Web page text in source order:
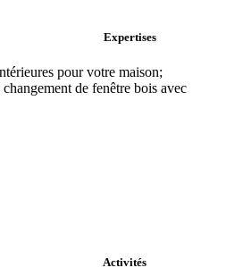
Expertises
pour votre maison;
de fenêtre bois avec
Activités